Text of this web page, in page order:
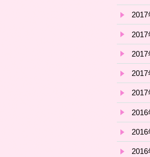
2017
2017
2017
2017
2017
2016
2016
2016